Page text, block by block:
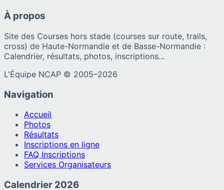
À propos
Site des Courses hors stade (courses sur route, trails,
cross) de Haute-Normandie et de Basse-Normandie :
Calendrier, résultats, photos, inscriptions...
L'Équipe NCAP © 2005–2026
Navigation
Accueil
Photos
Résultats
Inscriptions en ligne
FAQ Inscriptions
Services Organisateurs
Calendrier 2026